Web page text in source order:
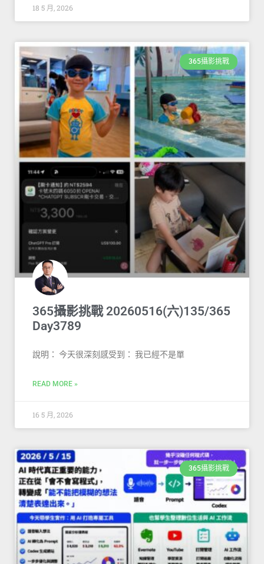
18 5 月, 2026
365攝影挑戰
365攝影挑戰 20260516(六)135/365
Day3789
說明： 今天很深刻感受到： 我已經不是單
READ MORE »
16 5 月, 2026
365攝影挑戰